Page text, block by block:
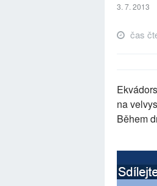
3. 7. 2013
čas
na
Během